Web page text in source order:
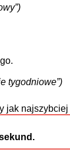
tygodniowe”)
jak